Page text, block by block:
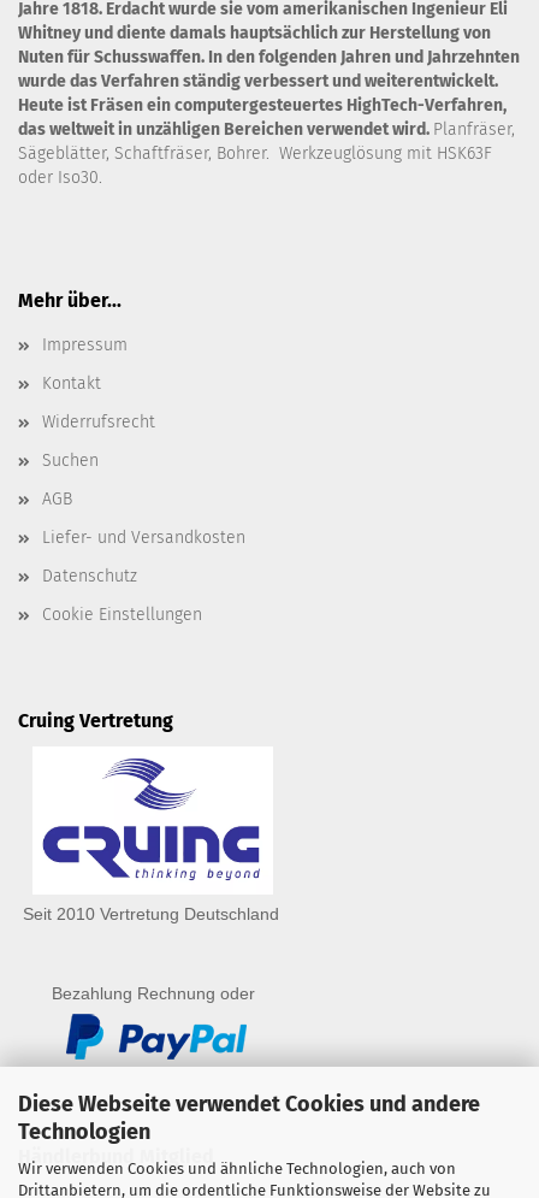
Diese Webseite verwendet Cookies und andere
Technologien
Wir verwenden Cookies und ähnliche Technologien, auch von
Drittanbietern, um die ordentliche Funktionsweise der Website zu
Jahre 1818. Erdacht wurde sie vom amerikanischen Ingenieur Eli
Whitney und diente damals hauptsächlich zur Herstellung von
Nuten für Schusswaffen. In den folgenden Jahren und Jahrzehnten
wurde das Verfahren ständig verbessert und weiterentwickelt.
Heute ist Fräsen ein computergesteuertes HighTech-Verfahren,
das weltweit in unzähligen Bereichen verwendet wird. Planfräser,
Sägeblätter, Schaftfräser, Bohrer. Werkzeuglösung mit HSK63F
oder Iso30.
Mehr über...
Impressum
Kontakt
Widerrufsrecht
Suchen
AGB
Liefer- und Versandkosten
Datenschutz
Cookie Einstellungen
Cruing Vertretung
Seit 2010 Vertretung Deutschland
Bezahlung Rechnung oder
Händlerbund Mitglied